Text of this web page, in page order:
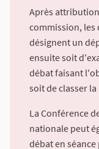
Après
commission, les
désignent un
ensuite soit
débat faisant
soit de classer
La Conférence
nationale peut
débat en